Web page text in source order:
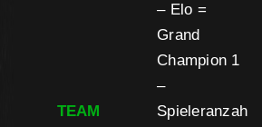
TEAM
– Elo =
Grand
Champion 1
–
Spieleranzah